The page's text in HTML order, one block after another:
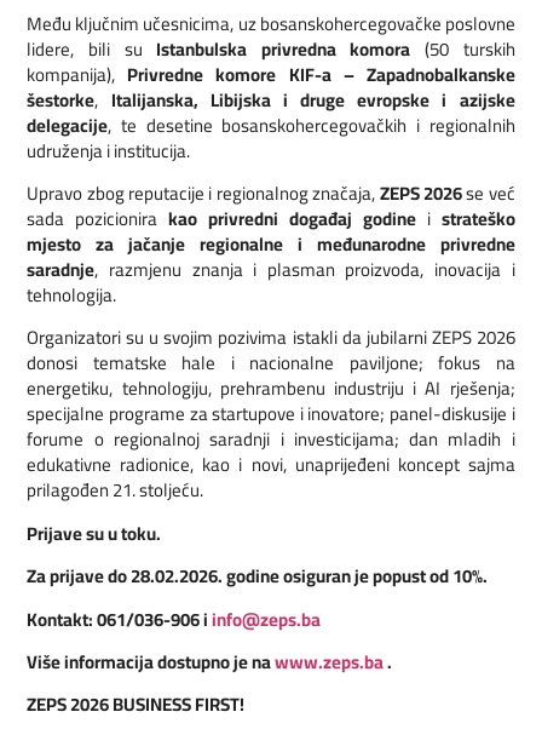
Među ključnim učesnicima, uz bosanskohercegovačke poslovne
lidere, bili su Istanbulska privredna komora (50 turskih
kompanija), Privredne komore KIF-a – Zapadnobalkanske
šestorke, Italijanska, Libijska i druge evropske i azijske
delegacije, te desetine bosanskohercegovačkih i regionalnih
udruženja i institucija.
Upravo zbog reputacije i regionalnog značaja,ZEPS 2026se već
sada pozicionirakao privredni događaj godinei strateško
mjesto za jačanje regionalne i međunarodne privredne
saradnje, razmjenu znanja i plasman proizvoda, inovacija i
tehnologija.
Organizatori su u svojim pozivima istakli da jubilarni ZEPS 2026
donosi tematske hale i nacionalne paviljone; fokus na
energetiku, tehnologiju, prehrambenu industriju i AI rješenja;
specijalne programe za startupove i inovatore; panel-diskusije i
forume o regionalnoj saradnji i investicijama; dan mladih i
edukativne radionice, kao i novi, unaprijeđeni koncept sajma
prilagođen 21. stoljeću.
Prijave su u toku.
Za prijave do 28.02.2026. godine osiguran je popust od 10%.
Kontakt: 061/036-906 iinfo@zeps.ba
Više informacija dostupno je nawww.zeps.ba.
ZEPS 2026BUSINESS FIRST!